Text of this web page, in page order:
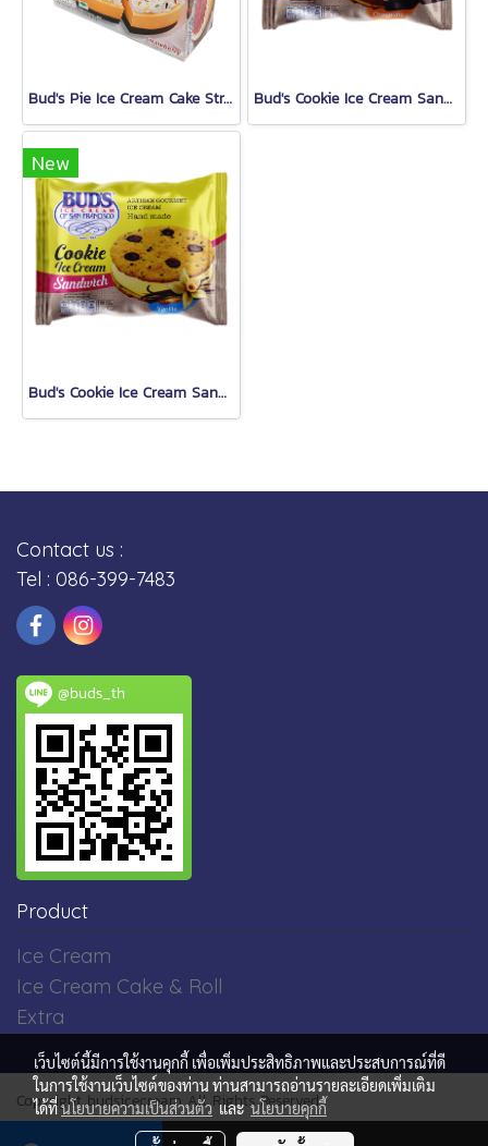
Bud's Pie Ice Cream Cake Strawberry Bud's Cookie Ice Cream Sandwich (Chocolate)
New
Bud's Cookie Ice Cream Sandwich (Vanilla)
Contact us :
Tel : 086-399-7483
@buds_th
Product
Ice Cream
Ice Cream Cake & Roll
Extra
Copyright budsicecream All Rights Reserved
ผู้เข้าชมวันนี้ 742
เว็บไซต์นี้มีการใช้งานคุกกี้ เพื่อเพิ่มประสิทธิภาพและประสบการณ์ที่ดี
ในการใช้งานเว็บไซต์ของท่าน ท่านสามารถอ่านรายละเอียดเพิ่มเติม
ได้ที่นโยบายความเป็นส่วนตัวและนโยบายคุกกี้